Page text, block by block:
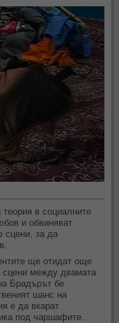
в социалните
и обвиняват
сцени, за да
ще отидат още
сцени между двамата
Брадърът бе
шанс на
е да вкарат
под чаршафите.